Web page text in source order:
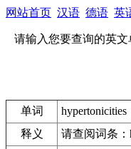
网站首页 汉语 德语 英
请输入您要查询的英文
单词
hypertonicities
释义
请查阅词条：